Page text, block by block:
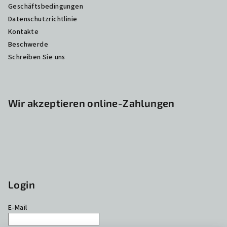
Geschäftsbedingungen
Datenschutzrichtlinie
Kontakte
Beschwerde
Schreiben Sie uns
Wir akzeptieren online-Zahlungen
Login
E-Mail